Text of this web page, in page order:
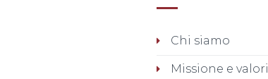
Chi siamo
Missione e valori